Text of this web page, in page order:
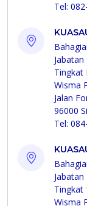
Tel:
Tingkat
Wisma
Jalan
96000
Tel:
Tingkat
Wisma